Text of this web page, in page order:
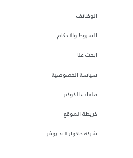
الوظائف
الشروط والأحكام
ابحث عنا
سياسة الخصوصية
ملفات الكوكيز
خريطة الموقع
شركة جاكوار لاند روڤر